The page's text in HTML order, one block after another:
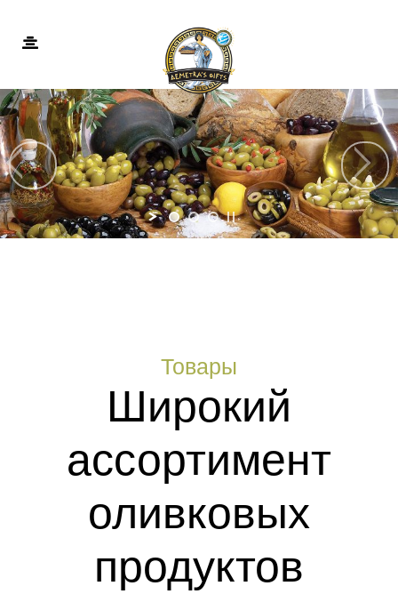
Товары
Широкий
ассортимент
оливковых
продуктов